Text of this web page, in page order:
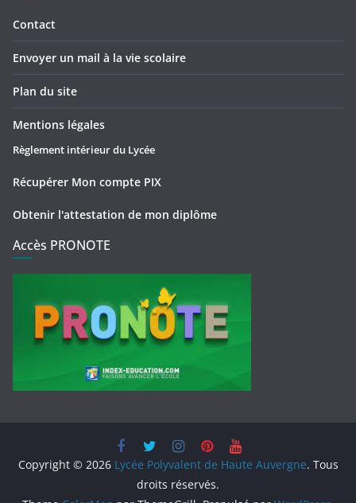
Contact
Envoyer un mail à la vie scolaire
Plan du site
Mentions légales
Règlement intérieur du Lycée
Récupérer Mon compte PIX
Obtenir l'attestation de mon diplôme
Accès PRONOTE
Copyright © 2026 Lycée Polyvalent de Haute Auvergne. Tous
droits réservés.